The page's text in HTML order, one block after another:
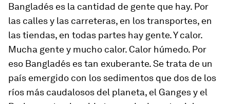
Bangladés es la cantidad de gente que hay. Por
las calles y las carreteras, en los transportes, en
las tiendas, en todas partes hay gente. Y calor.
Mucha gente y mucho calor. Calor húmedo. Por
eso Bangladés es tan exuberante. Se trata de un
país emergido con los sedimentos que dos de los
ríos más caudalosos del planeta, el Ganges y el